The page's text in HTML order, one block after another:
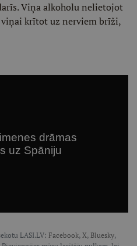
Viņa alkoholu nelietojot
krītot uz nerviem brīži,
LASI.LV: Facebook, X, Bluesky,